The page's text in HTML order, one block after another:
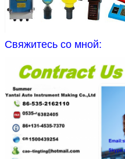
Свяжитесь со мной: